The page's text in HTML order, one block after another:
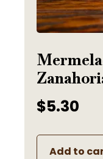
$5.30
Add to